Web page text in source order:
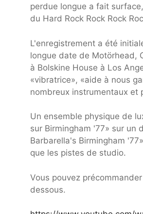
perdue longue a fait
du Hard Rock Rock Rock
L'enregistrement a été
longue date de Motörhead,
à Bolskine House à Los
«vibratrice», «aide à nous
nombreux instrumentaux et
Un ensemble physique de
sur Birmingham '77» sur un
Barbarella's Birmingham
que les pistes de studio.
Vous pouvez
dessous.